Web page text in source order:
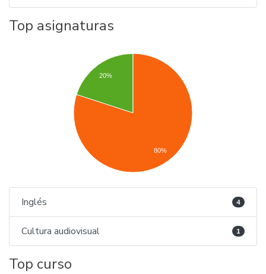
Top asignaturas
20%
80%
Inglés 4
Cultura audiovisual 1
Top curso